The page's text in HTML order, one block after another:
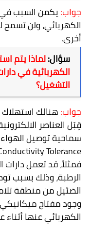
جواب:يكمنالسبب في
الكهربائي، ولن
أخرى.
سؤال:لماذا يتم
الكهربائية في
التشغيل؟
جواب:هنالك استهلاك
قِبَل العناصر
سماحية توصيل الهواء
Tolerance
فمثلاً، قد تعمل
الرطبة،وذلك بسبب
الضئيل من منطقة
وجود مفتاح ميكانيكي
الكهربائي عنها